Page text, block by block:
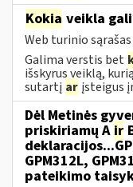
Kokia veikla
Web turinio sąrašas
Galima verstis bet
išskyrus veiklą,
sutartį ar įsteigus
Dėl Metinės
priskiriamų A ir
GPM312L,
pateikimo